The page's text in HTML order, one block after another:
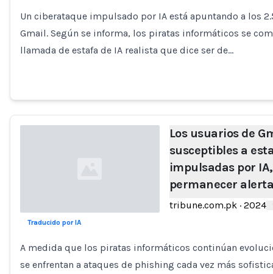
Un ciberataque impulsado por IA está apuntando a los
Gmail. Según se informa, los piratas informáticos se
llamada de estafa de IA realista que dice ser de…
Los usuarios de
susceptibles a
impulsadas por
permanecer
tribune.com.pk· 2024
Traducido por IA
A medida que los piratas informáticos continúan
se enfrentan a ataques de phishing cada vez más